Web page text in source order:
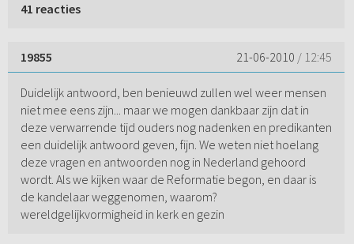
41 reacties
19855 21-06-2010 / 12:45
Duidelijk antwoord, ben benieuwd zullen wel weer mensen
niet mee eens zijn... maar we mogen dankbaar zijn dat in
deze verwarrende tijd ouders nog nadenken en predikanten
een duidelijk antwoord geven, fijn. We weten niet hoelang
deze vragen en antwoorden nog in Nederland gehoord
wordt. Als we kijken waar de Reformatie begon, en daar is
de kandelaar weggenomen, waarom?
wereldgelijkvormigheid in kerk en gezin